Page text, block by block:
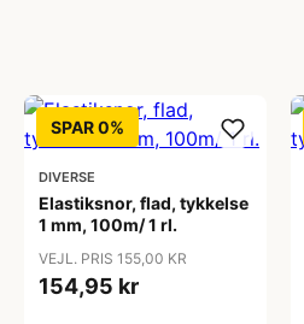
SPAR 0%
DIVERSE
Elastiksnor, flad, tykkelse
1 mm, 100m/ 1 rl.
VEJL. PRIS 155,00 KR
154,95 kr